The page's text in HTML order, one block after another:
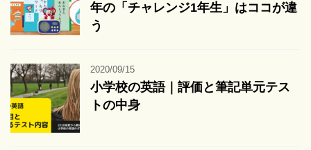
年の「チャレンジ1年生」はココが違
う
2020/09/15
小学校の英語｜評価と筆記単元テス
トの中身